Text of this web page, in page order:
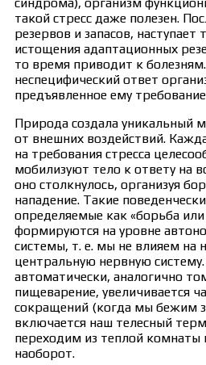
такой стресс даже полезен.
резервов и запасов, наступает
истощения адаптационных
то время приводит к болезням.
неспецифический ответ
предъявленное ему
Природа создала уникальный
от внешних воздействий.
на требования стресса
мобилизуют тело к ответу на
оно столкнулось, организуя
нападение. Такие
определяемые как «борьба или
формируются на уровне
системы, т. е. мы не влияем на
центральную нервную
автоматически, аналогично
пищеварение, увеличивается
сокращений (когда мы бежим
включается наш телесный
переходим из теплой комнаты
наоборот.